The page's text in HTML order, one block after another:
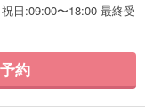
日:09:00〜18:00 最終受
約